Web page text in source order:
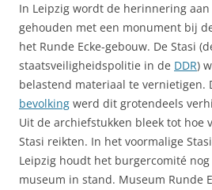
In Leipzig wordt de herinnering
gehouden met een monument bij
het Runde Ecke-gebouw. De Stasi
staatsveiligheidspolitie in de DDR)
belastend materiaal te vernietigen.
bevolking werd dit grotendeels
Uit de archiefstukken bleek tot hoe
Stasi reikten. In het voormalige
Leipzig houdt het burgercomité
museum in stand. Museum Runde